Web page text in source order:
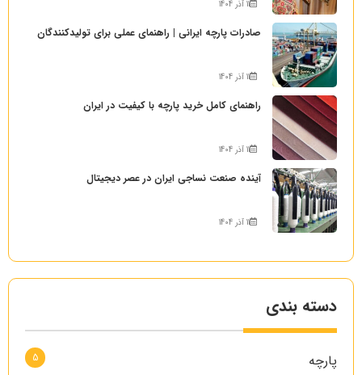
11 آذر 1404
صادرات پارچه ایرانی | راهنمای عملی برای تولیدکنندگان
11 آذر 1404
راهنمای کامل خرید پارچه با کیفیت در ایران
11 آذر 1404
آینده صنعت نساجی ایران در عصر دیجیتال
11 آذر 1404
دسته بندی
پارچه 5